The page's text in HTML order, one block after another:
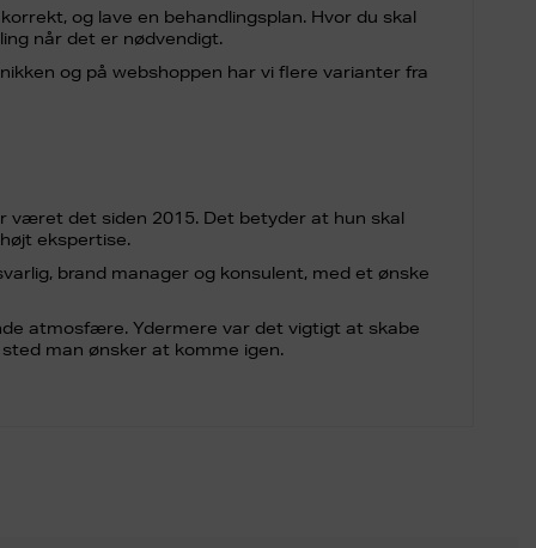
og lave en behandlingsplan. Hvor du skal
når det er nødvendigt.
og på webshoppen har vi flere varianter fra
været det siden 2015. Det betyder at hun skal
ekspertise.
brand manager og konsulent, med et ønske
atmosfære. Ydermere var det vigtigt at skabe
man ønsker at komme igen.